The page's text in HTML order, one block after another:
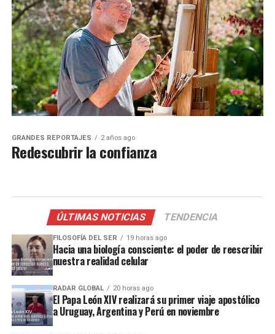
GRANDES REPORTAJES 2 años ago
Redescubrir la confianza
ÚLTIMAS NOTICIAS TENDENCIA
FILOSOFÍA DEL SER 19 horas ago
Hacia una biología consciente: el poder de reescribir
nuestra realidad celular
RADAR GLOBAL 20 horas ago
El Papa León XIV realizará su primer viaje apostólico
a Uruguay, Argentina y Perú en noviembre